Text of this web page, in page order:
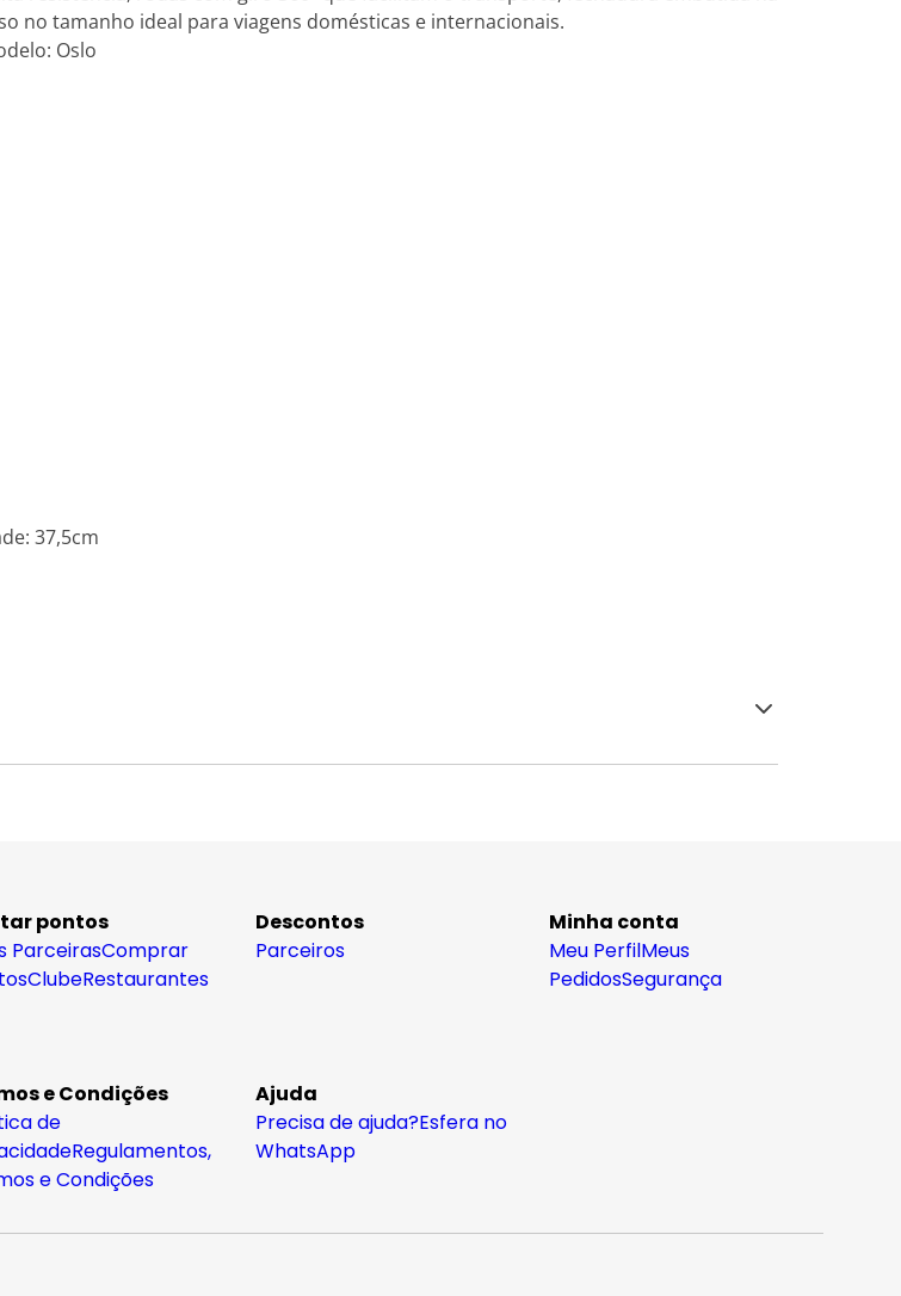
no tamanho ideal para viagens domésticas e internacionais.
Oslo
37,5cm
pontos
ParceirasComprar
ClubeRestaurantes
Descontos
Parceiros
Minha conta
Meu PerfilMeus
PedidosSegurança
e Condições
de
Regulamentos,
e Condições
Ajuda
Precisa de ajuda?Esfera no
WhatsApp